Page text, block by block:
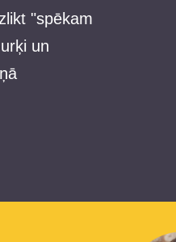
"spēkam
un